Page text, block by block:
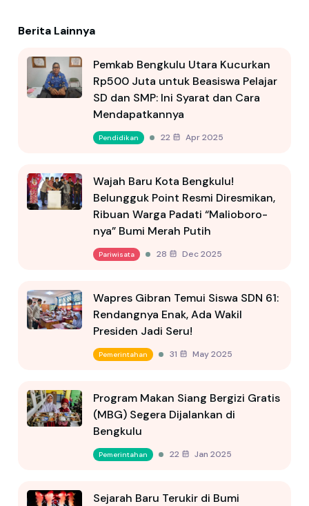
Berita Lainnya
Pemkab Bengkulu Utara Kucurkan
Rp500 Juta untuk Beasiswa Pelajar
SD dan SMP: Ini Syarat dan Cara
Mendapatkannya
Pendidikan 22 Apr 2025
Wajah Baru Kota Bengkulu!
Belungguk Point Resmi Diresmikan,
Ribuan Warga Padati “Malioboro-
nya” Bumi Merah Putih
Pariwisata 28 Dec 2025
Wapres Gibran Temui Siswa SDN 61:
Rendangnya Enak, Ada Wakil
Presiden Jadi Seru!
Pemerintahan 31 May 2025
Program Makan Siang Bergizi Gratis
(MBG) Segera Dijalankan di
Bengkulu
Pemerintahan 22 Jan 2025
Sejarah Baru Terukir di Bumi